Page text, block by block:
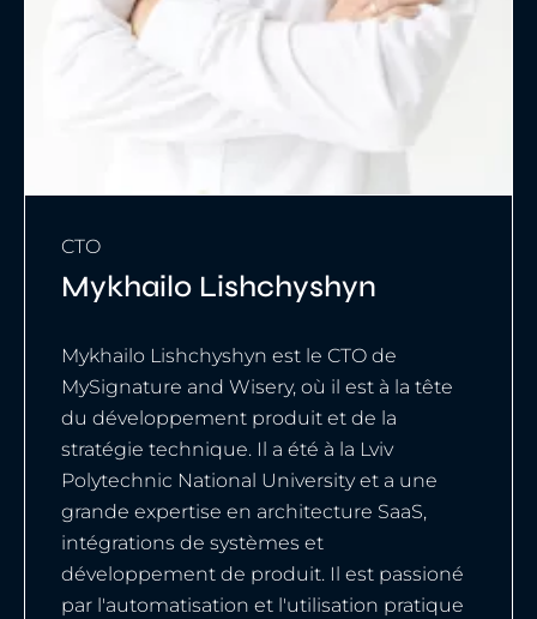
CTO
Mykhailo Lishchyshyn
Mykhailo Lishchyshyn est le CTO de
MySignature and Wisery, où il est à la tête
du développement produit et de la
stratégie technique. Il a été à la Lviv
Polytechnic National University et a une
grande expertise en architecture SaaS,
intégrations de systèmes et
développement de produit. Il est passioné
par l'automatisation et l'utilisation pratique